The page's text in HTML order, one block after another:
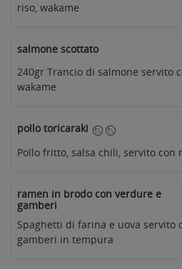
riso, wakame
salmone scottato
240gr Trancio di salmone servito
wakame
pollo toricaraki
Pollo fritto, salsa chili, servito con
ramen in brodo con verdure e
gamberi
Spaghetti di farina e uova servito
gamberi in tempura